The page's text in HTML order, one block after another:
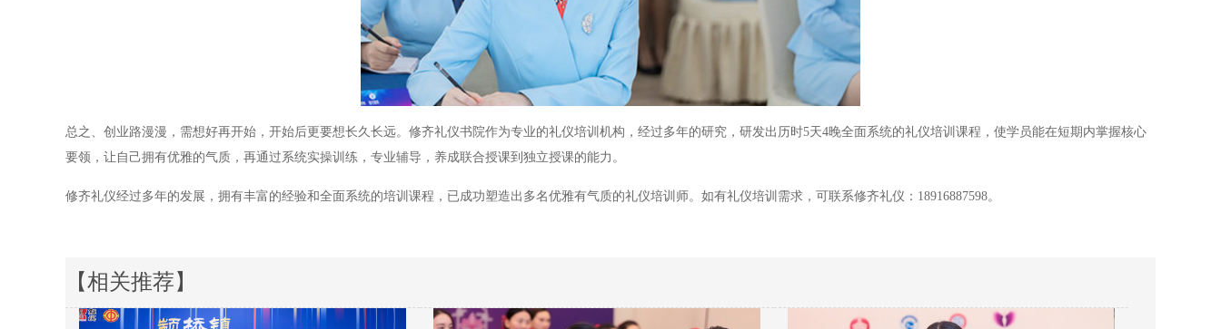
总之、创业路漫漫，需想好再开始，开始后更要想长久长远。修齐礼仪书院作为专业的礼仪培训机构，经过多年的研究，研发出历时5天4晚全面系统的礼仪培训课程，使学员能在短期内掌握核心
要领，让自己拥有优雅的气质，再通过系统实操训练，专业辅导，养成联合授课到独立授课的能力。
修齐礼仪经过多年的发展，拥有丰富的经验和全面系统的培训课程，已成功塑造出多名优雅有气质的礼仪培训师。如有礼仪培训需求，可联系修齐礼仪：18916887598。
【相关推荐】